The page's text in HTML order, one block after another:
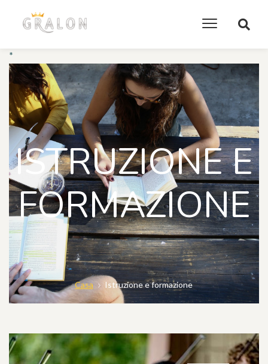
*
ISTRUZIONE E
FORMAZIONE
Casa Istruzione e formazione